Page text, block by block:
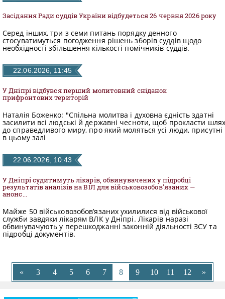
НОРМАТИВНІ ДОКУМЕНТИ
МІЖНАРОДНІ СТАНДАРТИ
КОНТАКТИ
Засідання Ради суддів України відбудеться 26 червня 2026 року
Серед інших, три з семи питань порядку денного
стосуватимуться погодження рішень зборів суддів щодо
необхідності збільшення кількості помічників суддів.
22.06.2026, 11:45
​У Дніпрі відбувся перший молитовний сніданок
прифронтових територій
Наталія Боженко: "Спільна молитва і духовна єдність здатні
засилити всі людські й державні чесноти, щоб прокласти шлях
до справедливого миру, про який моляться усі люди, присутні
в цьому залі
22.06.2026, 10:43
У Дніпрі судитимуть лікарів, обвинувачених у підробці
результатів аналізів на ВІЛ для військовозобов'язаних —
анонс...
Майже 50 військовозобов’язаних ухилилися від військової
служби завдяки лікарям ВЛК у Дніпрі. Лікарів наразі
обвинувачують у перешкоджанні законній діяльності ЗСУ та
підробці документів.
« 3 4 5 6 7 8 9 10 11 12 »